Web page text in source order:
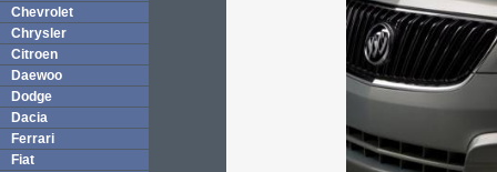
Chevrolet
Chrysler
Citroen
Daewoo
Dodge
Dacia
Ferrari
Fiat